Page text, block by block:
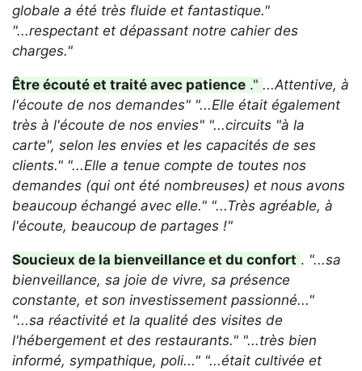
globale a été très fluide et fantastique."
"...respectant et dépassant notre cahier des
charges."
Être écouté et traité avec patience ." ...Attentive, à
l'écoute de nos demandes" "...Elle était également
très à l'écoute de nos envies" "...circuits "à la
carte", selon les envies et les capacités de ses
clients." "...Elle a tenue compte de toutes nos
demandes (qui ont été nombreuses) et nous avons
beaucoup échangé avec elle." "...Très agréable, à
l'écoute, beaucoup de partages !"
Soucieux de la bienveillance et du confort . "...sa
bienveillance, sa joie de vivre, sa présence
constante, et son investissement passionné..."
"...sa réactivité et la qualité des visites de
l'hébergement et des restaurants." "...très bien
informé, sympathique, poli..." "...était cultivée et